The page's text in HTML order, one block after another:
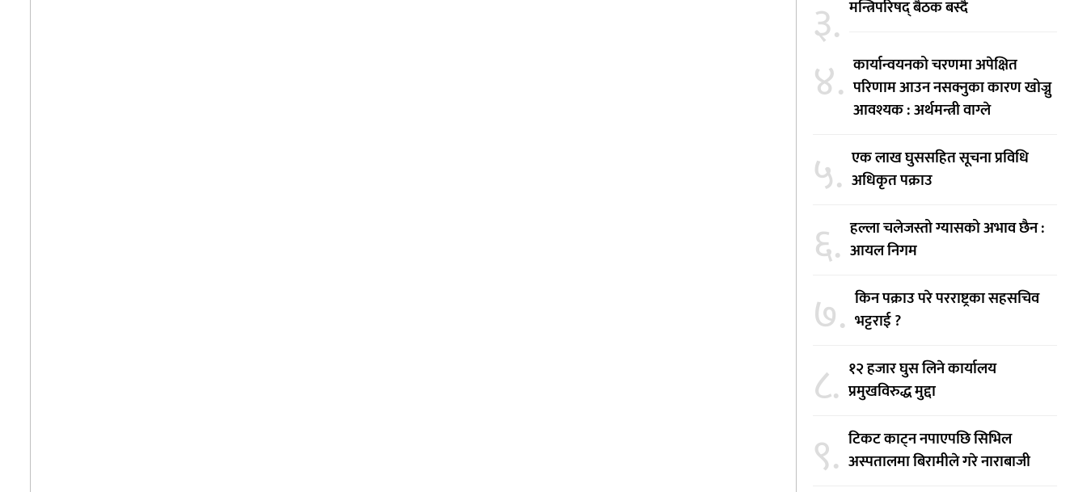
३. मन्त्रिपरिषद् बैठक बस्दै
४. कार्यान्वयनको चरणमा अपेक्षित
परिणाम आउन नसक्नुका कारण खोज्नु
आवश्यक : अर्थमन्त्री वाग्ले
५. एक लाख घुससहित सूचना प्रविधि
अधिकृत पक्राउ
६. हल्ला चलेजस्तो ग्यासको अभाव छैन :
आयल निगम
७. किन पक्राउ परे परराष्ट्रका सहसचिव
भट्टराई ?
८. १२ हजार घुस लिने कार्यालय
प्रमुखविरुद्ध मुद्दा
९. टिकट काट्न नपाएपछि सिभिल
अस्पतालमा बिरामीले गरे नाराबाजी